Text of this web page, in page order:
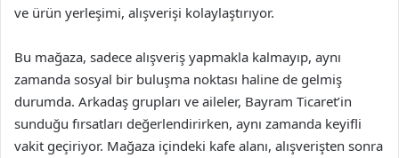
ve ürün yerleşimi, alışverişi kolaylaştırıyor.
Bu mağaza, sadece alışveriş yapmakla kalmayıp, aynı
zamanda sosyal bir buluşma noktası haline de gelmiş
durumda. Arkadaş grupları ve aileler, Bayram Ticaret’in
sunduğu fırsatları değerlendirirken, aynı zamanda keyifli
vakit geçiriyor. Mağaza içindeki kafe alanı, alışverişten sonra